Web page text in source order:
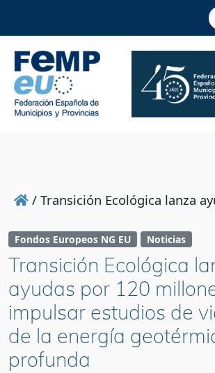
/ Transición Ecológica lanza
Fondos Europeos NG EU Noticias
Transición Ecológica
ayudas por 120
impulsar estudios de
de la energía
profunda